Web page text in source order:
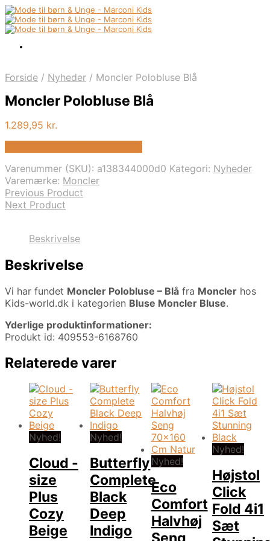
Forside / Nyheder / Moncler Polobluse Blå
Moncler Polobluse Blå
1.289,95 kr.
Varenummer (SKU): a138344000d0 Kategori: Nyheder
Varemærke: Moncler
Previous Product
Next Product
Beskrivelse
Beskrivelse
Vi har fundet Moncler Polobluse – Blå fra Moncler hos
Kids-world.dk i kategorien Bluse Moncler Bluse.
Yderlige produktinformationer:
Produkt id: 409553-6168760
Relaterede varer
Nyhed!
Cloud -
size
Plus
Cozy
Beige
Nyhed!
Butterfly
Complete
Black
Deep
Indigo
Nyhed!
Eco
Comfort
Halvhøj
Nyhed!
Højstol
Click
Fold 4i1
Sæt